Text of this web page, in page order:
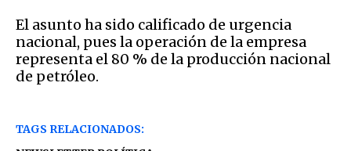
El asunto ha sido calificado de urgencia
nacional, pues la operación de la empresa
representa el 80 % de la producción nacional
de petróleo.
TAGS RELACIONADOS: